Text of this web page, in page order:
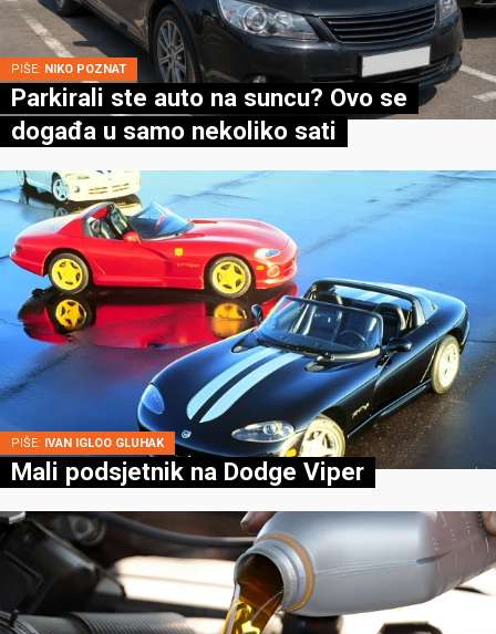
PIŠE: NIKO POZNAT
Parkirali ste auto na suncu? Ovo se
događa u samo nekoliko sati
PIŠE: IVAN IGLOO GLUHAK
Mali podsjetnik na Dodge Viper